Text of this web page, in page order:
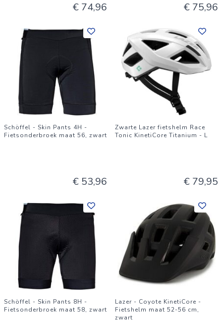
€ 74,96 € 75,96
Schöffel - Skin Pants 4H -
Fietsonderbroek maat 56, zwart
€ 53,96
Zwarte Lazer fietshelm Race
Tonic KinetiCore Titanium - L
€ 79,95
Schöffel - Skin Pants 8H -
Fietsonderbroek maat 58, zwart
Lazer - Coyote KinetiCore -
Fietshelm maat 52-56 cm,
zwart